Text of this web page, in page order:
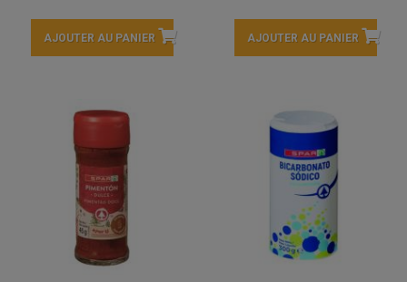
AJOUTER AU PANIER AJOUTER AU PANIER